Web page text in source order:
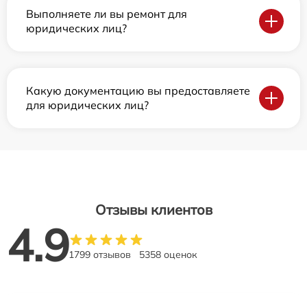
Выполняете ли вы ремонт для
юридических лиц?
Какую документацию вы предоставляете
для юридических лиц?
Отзывы клиентов
4.91799 отзывов 5358 оценок